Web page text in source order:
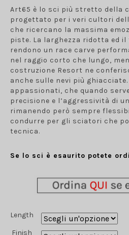
Art65 è lo sci più stretto della
progettato per i veri cultori
che ricercano la massima
piste.
La larghezza ridotta ed il
rendono un race carve
nel raggio corto che lungo,
costruzione Resort ne
anche sulle nevi più
appassionati, che quando
precisione e l’aggressività di
rimanendo però sempre
condurre per gli sciatori che
tecnica.
Se lo sci è esaurito potete
Length
Finish